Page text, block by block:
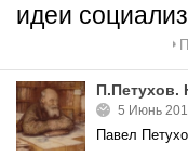
идеи
5 Июнь
Павел